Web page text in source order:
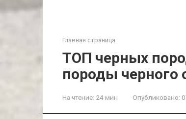
Главная страница
ТОП черных
породы черного
На чтение: 24 мин Опубликовано: